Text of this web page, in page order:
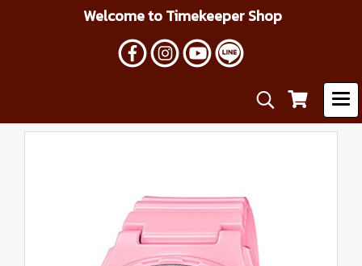
Welcome to Timekeeper Shop